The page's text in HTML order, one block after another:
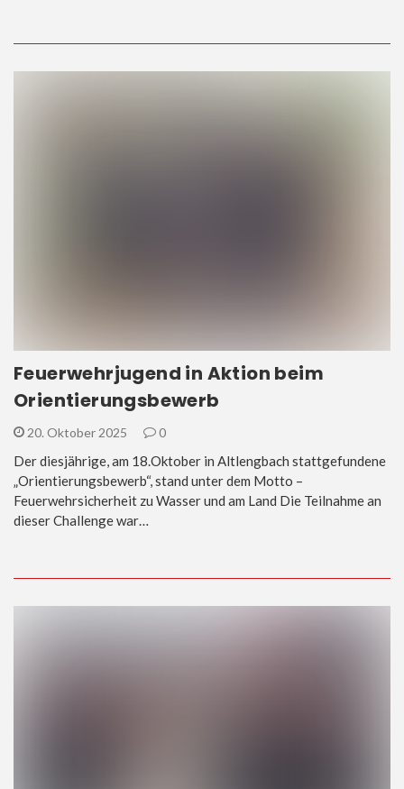
Feuerwehrjugend in Aktion beim
Orientierungsbewerb
20. Oktober 2025 0
Der diesjährige, am 18.Oktober in Altlengbach stattgefundene
„Orientierungsbewerb“, stand unter dem Motto –
Feuerwehrsicherheit zu Wasser und am Land Die Teilnahme an
dieser Challenge war…